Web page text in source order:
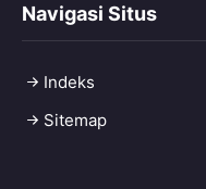
Navigasi Situs
Indeks
Sitemap